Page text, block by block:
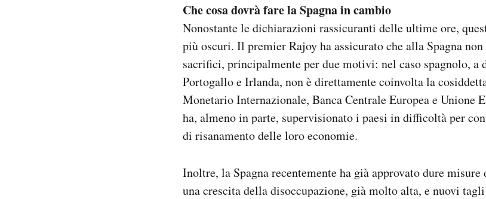
Che cosa dovrà fare la Spagna in cambio
Nonostante le dichiarazioni rassicuranti delle ultime ore,
più oscuri. Il premier Rajoy ha assicurato che alla Spagna
sacrifici, principalmente per due motivi: nel caso spagnolo, a
Portogallo e Irlanda, non è direttamente coinvolta la
Monetario Internazionale, Banca Centrale Europea e Unione
ha, almeno in parte, supervisionato i paesi in difficoltà per
di risanamento delle loro economie.
Inoltre, la Spagna recentemente ha già approvato dure
una crescita della disoccupazione, già molto alta, e nuovi